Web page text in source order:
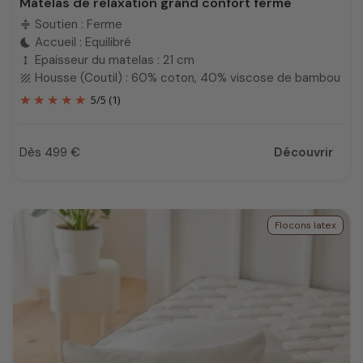
compress Soutien : Ferme
bedtime Accueil : Equilibré
height Epaisseur du matelas : 21 cm
texture Housse (Coutil) : 60% coton, 40% viscose de bambou
5/5 (1)
Prix
Dès 499 € Découvrir
Flocons latex